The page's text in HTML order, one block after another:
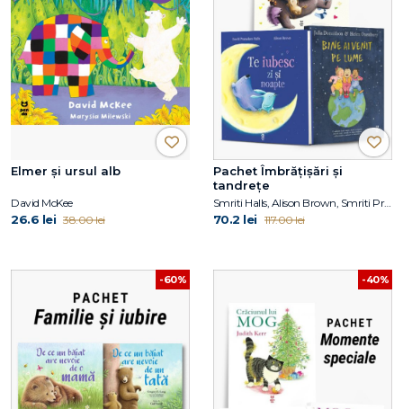
Elmer și ursul alb
David McKee
26.6 lei 38.00 lei
Pachet Îmbrățișări și
tandrețe
Smriti Halls, Alison Brown, Smriti Prasadam-Halls, Julia Donaldson
70.2 lei 117.00 lei
-60% -40%